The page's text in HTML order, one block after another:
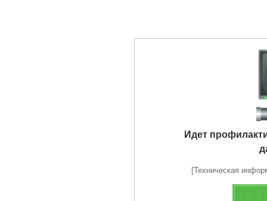
Идет
[Техническая